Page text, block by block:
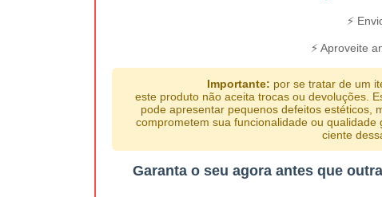
⚡
⚡ Aproveite
Importante: por se tratar de um
este produto não aceita trocas ou devoluções.
pode apresentar pequenos defeitos estéticos,
comprometem sua funcionalidade ou
ciente
Garanta o seu agora antes que